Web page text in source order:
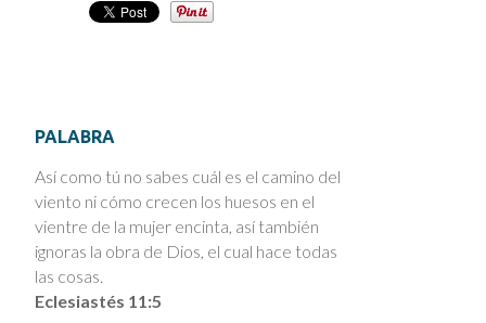
PALABRA
Así como tú no sabes cuál es el camino del
viento ni cómo crecen los huesos en el
vientre de la mujer encinta, así también
ignoras la obra de Dios, el cual hace todas
las cosas.
Eclesiastés 11:5